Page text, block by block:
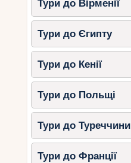
Тури до Вірменії
Тури до Єгипту
Тури до Кенії
Тури до Польщі
Тури до Туреччини
Тури до Франції